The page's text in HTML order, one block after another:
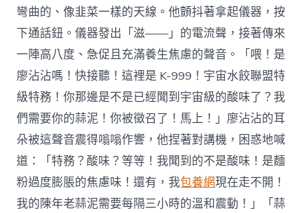
彎曲的、像韭菜一樣的天線。他顫抖著拿起儀器，按
下通話鈕。儀器發出「滋——」的電流聲，接著傳來
一陣高八度、急促且充滿養生焦慮的聲音。「喂！是
廖沾沾嗎！快接聽！這裡是 K-999！宇宙水餃聯盟特
級特務！你那邊是不是已經聞到宇宙級的酸味了？我
們需要你的蒜泥！你被徵召了！馬上！」廖沾沾的耳
朵被這聲音震得嗡嗡作響，他捏著對講機，困惑地喊
道：「特務？酸味？等等！我聞到的不是酸味！是麵
粉過度膨脹的焦慮味！還有，我包養網現在走不開！
我的陳年老蒜泥需要每隔三小時的溫和震動！」「蒜